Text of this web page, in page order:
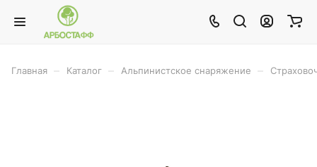
Главная Каталог Альпинистское снаряжение